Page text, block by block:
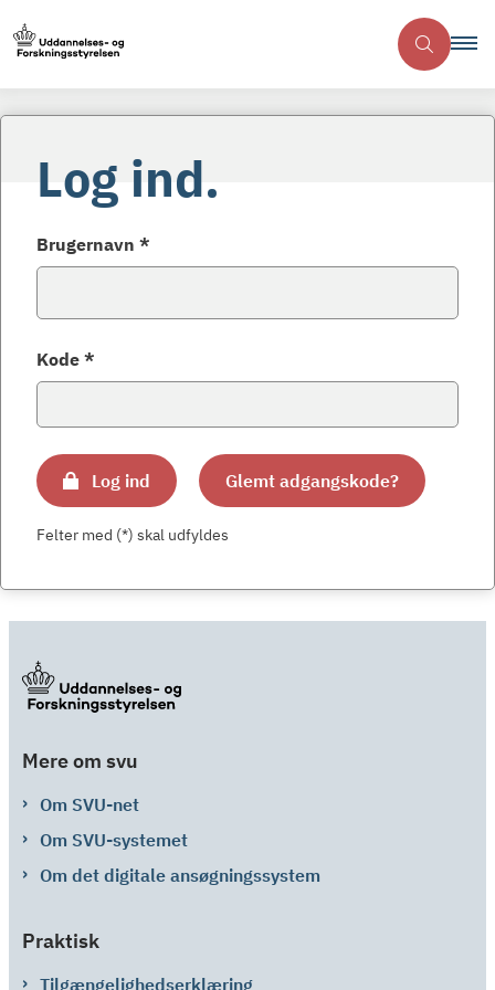
Log ind.
Brugernavn *
Kode *
Log ind Glemt adgangskode?
Felter med (*) skal udfyldes
Mere om svu
Om SVU-net
Om SVU-systemet
Om det digitale ansøgningssystem
Praktisk
Tilgængelighedserklæring